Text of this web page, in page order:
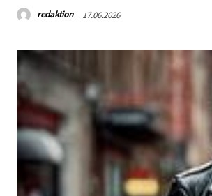
redaktion 17.06.2026